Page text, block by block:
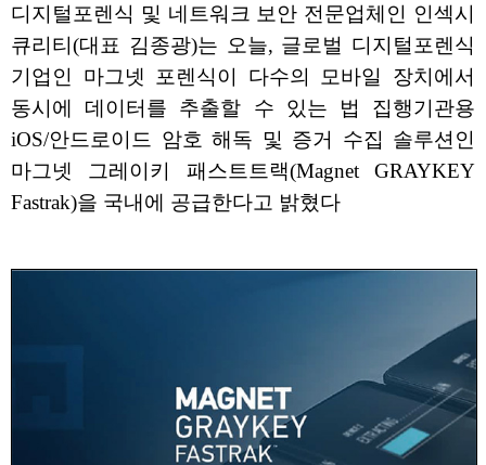
디지털포렌식 및 네트워크 보안 전문업체인 인섹시
큐리티(대표 김종광)는 오늘, 글로벌 디지털포렌식
기업인 마그넷 포렌식이 다수의 모바일 장치에서
동시에 데이터를 추출할 수 있는 법 집행기관용
iOS/안드로이드 암호 해독 및 증거 수집 솔루션인
마그넷 그레이키 패스트트랙(Magnet GRAYKEY
Fastrak)을 국내에 공급한다고 밝혔다